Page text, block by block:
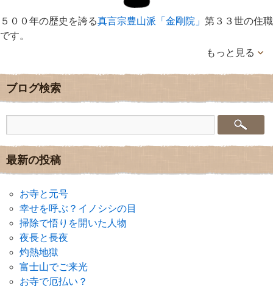
５００年の歴史を誇る真言宗豊山派「金剛院」 第３３世の住職
です。
もっと見る
ブログ検索
最新の投稿
お寺と元号
幸せを呼ぶ？イノシシの目
掃除で悟りを開いた人物
夜長と長夜
灼熱地獄
富士山でご来光
お寺で厄払い？